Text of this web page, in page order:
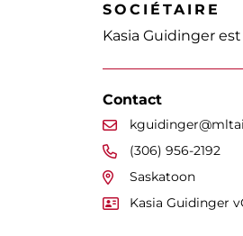
SOCIÉTAIRE
Kasia Guidinger
Contact
(306) 956-2192
Saskatoon
Kasia Guidinger